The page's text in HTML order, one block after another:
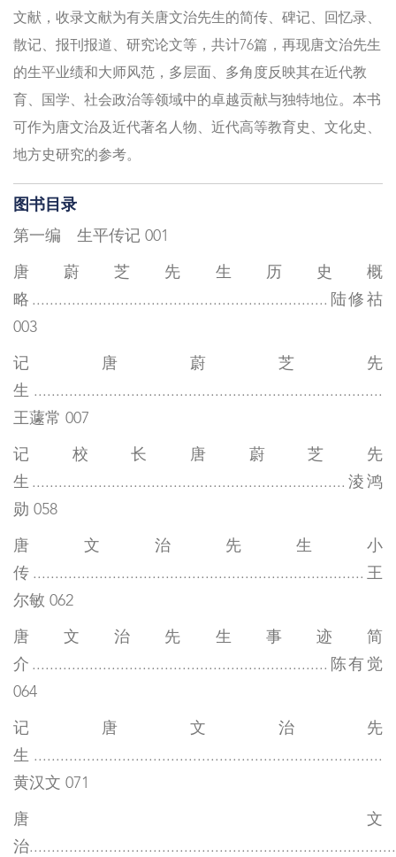
文献，收录文献为有关唐文治先生的简传、碑记、回忆录、
散记、报刊报道、研究论文等，共计76篇，再现唐文治先生
的生平业绩和大师风范，多层面、多角度反映其在近代教
育、国学、社会政治等领域中的卓越贡献与独特地位。本书
可作为唐文治及近代著名人物、近代高等教育史、文化史、
地方史研究的参考。
图书目录
第一编 生平传记 001
唐蔚芝先生历史概
略...................................................................陆修祜
003
记唐蔚芝先
生...............................................................................
王蘧常 007
记校长唐蔚芝先
生.......................................................................淩鸿
勋 058
唐文治先生小
传...........................................................................王
尔敏 062
唐文治先生事迹简
介...................................................................陈有觉
064
记唐文治先
生...............................................................................
黄汉文 071
唐文
治